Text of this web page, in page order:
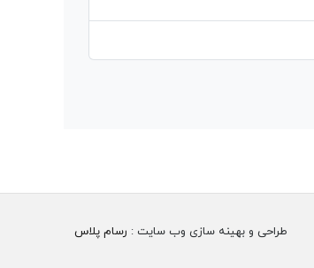
طراحی و بهینه سازی وب سایت : رسام پلاس